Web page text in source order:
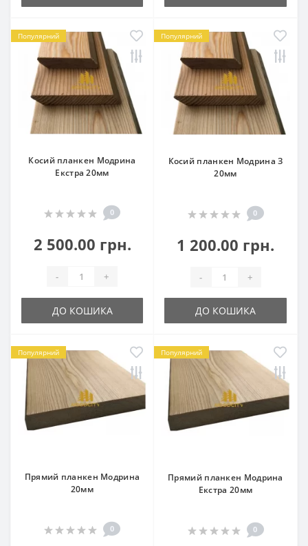
Популярний
Косий планкен Модрина
Екстра 20мм
0
2 500.00 грн.
- +
ДО КОШИКА
Популярний
Косий планкен Модрина З
20мм
0
1 200.00 грн.
- +
ДО КОШИКА
Популярний
Прямий планкен Модрина
20мм
0
Популярний
Прямий планкен Модрина
Екстра 20мм
0